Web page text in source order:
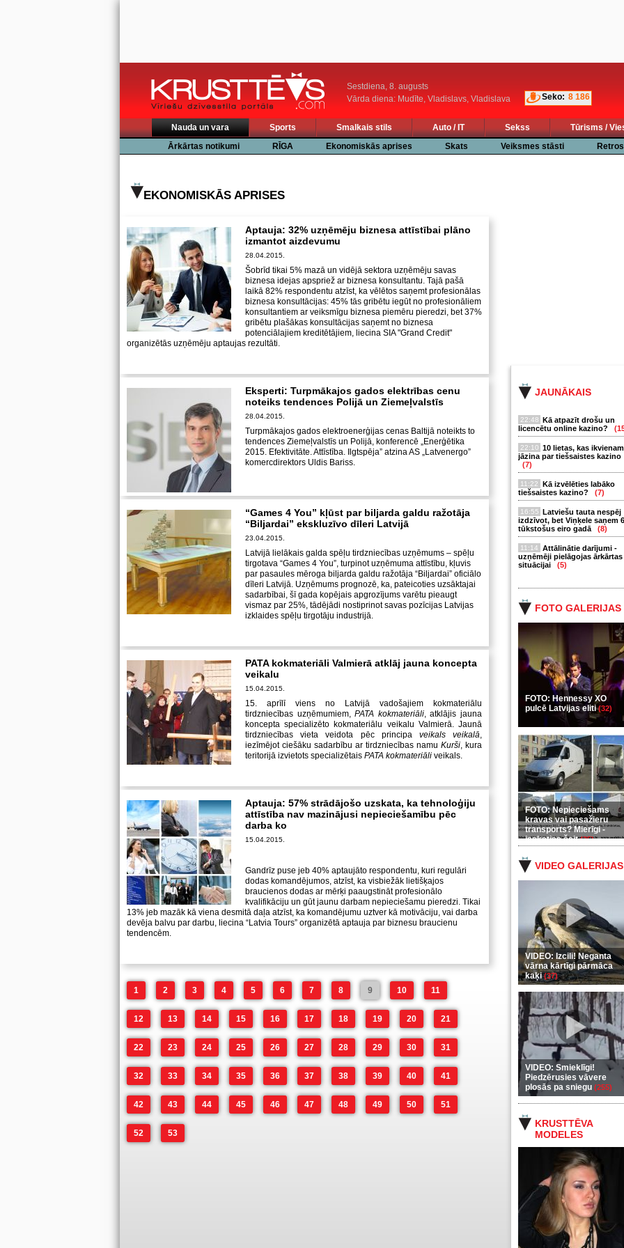
Sestdiena, 8. augusts
Vārda diena: Mudīte, Vladislavs, Vladislava
Seko: 8 186
Nauda un vara Sports Smalkais stils Auto / IT Sekss Tūrisms /
Ārkārtas notikumi
RĪGA Ekonomiskās aprises Skats Veiksmes stāsti
JAUNĀKAIS
22:48 Kā atpazīt drošu un
licencētu online kazino?
22:10 10 lietas, kas ikvienam
jāzina par tiešsaistes kazino
(7)
11:22
Kā izvēlēties labāko
tiešsaistes kazino?
(7)
16:55 Latviešu tauta nespēj
izdzīvot, bet Viņķele saņem
tūkstošus eiro gadā
(8)
11:14
Attālinātie darījumi -
uzņēmēji pielāgojas ārkārtas
situācijai
(5)
FOTO GALERIJAS
FOTO: Hennessy XO
pulcē Latvijas eliti(32)
FOTO: Nepieciešams
kravas vai pasažieru
transports? Mierīgi -
ieskaties šeit(35)
VIDEO GALERIJAS
VIDEO: Izcili! Neganta
vārna kārtīgi pārmāca
kaķi(37)
VIDEO: Smieklīgi!
Piedzērusies vāvere
plosās pa sniegu (255)
KRUSTTĒVA
MODELES
EKONOMISKĀS APRISES
Aptauja: 32% uzņēmēju biznesa attīstībai plāno
izmantot aizdevumu
28.04.2015.
Šobrīd tikai 5% mazā un vidējā sektora uzņēmēju savas
biznesa idejas apspriež ar biznesa konsultantu. Tajā pašā
laikā 82% respondentu atzīst, ka vēlētos saņemt profesionālas
biznesa konsultācijas: 45% tās gribētu iegūt no profesionāliem
konsultantiem ar veiksmīgu biznesa piemēru pieredzi, bet 37%
gribētu plašākas konsultācijas saņemt no biznesa
potenciālajiem kreditētājiem, liecina SIA "Grand Credit"
organizētās uzņēmēju aptaujas rezultāti.
Eksperti: Turpmākajos gados elektrības cenu
noteiks tendences Polijā un Ziemeļvalstīs
28.04.2015.
Turpmākajos gados elektroenerģijas cenas Baltijā noteikts to
tendences Ziemeļvalstīs un Polijā, konferencē „Enerģētika
2015. Efektivitāte. Attīstība. Ilgtspēja” atzina AS „Latvenergo”
komercdirektors Uldis Bariss.
“Games 4 You” kļūst par biljarda galdu ražotāja
“Biljardai” ekskluzīvo dīleri Latvijā
23.04.2015.
Latvijā lielākais galda spēļu tirdzniecības uzņēmums – spēļu
tirgotava “Games 4 You”, turpinot uzņēmuma attīstību, kļuvis
par pasaules mēroga biljarda galdu ražotāja “Biljardai” oficiālo
dīleri Latvijā. Uzņēmums prognozē, ka, pateicoties uzsāktajai
sadarbībai, šī gada kopējais apgrozījums varētu pieaugt
vismaz par 25%, tādējādi nostiprinot savas pozīcijas Latvijas
izklaides spēļu tirgotāju industrijā.
PATA kokmateriāli Valmierā atklāj jauna koncepta
veikalu
15.04.2015.
15. aprīlī viens no Latvijā vadošajiem kokmateriālu
tirdzniecības uzņēmumiem,PATA kokmateriāli, atklājis jauna
koncepta specializēto kokmateriālu veikalu Valmierā. Jaunā
tirdzniecības vieta veidota pēc principa veikals veikalā,
iezīmējot ciešāku sadarbību ar tirdzniecības namu Kurši, kura
teritorijā izvietots specializētais PATA kokmateriāli veikals.
Aptauja: 57% strādājošo uzskata, ka tehnoloģiju
attīstība nav mazinājusi nepieciešamību pēc
darba ko
15.04.2015.
Gandrīz puse jeb 40% aptaujāto respondentu, kuri regulāri
dodas komandējumos, atzīst, ka visbiežāk lietišķajos
braucienos dodas ar mērķi paaugstināt profesionālo
kvalifikāciju un gūt jaunu darbam nepieciešamu pieredzi. Tikai
13% jeb mazāk kā viena desmitā daļa atzīst, ka komandējumu uztver kā motivāciju, vai darba
devēja balvu par darbu, liecina “Latvia Tours” organizētā aptauja par biznesu braucienu
tendencēm.
1 2 3 4 5 6 7 8 9 10 11
12 13 14 15 16 17 18 19 20 21
22 23 24 25 26 27 28 29 30 31
32 33 34 35 36 37 38 39 40 41
42 43 44 45 46 47 48 49 50 51
52 53